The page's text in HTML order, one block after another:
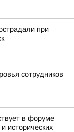
при
сотрудников
в форуме
исторических